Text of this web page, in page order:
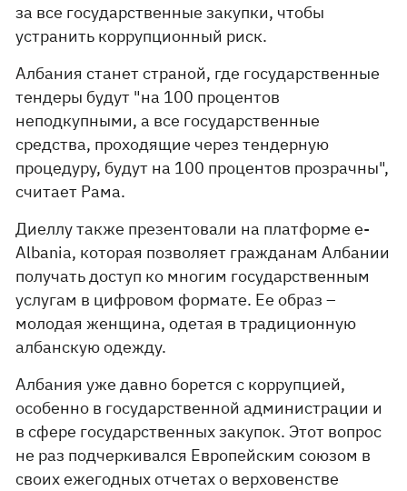
за все государственные закупки, чтобы
устранить коррупционный риск.
Албания станет страной, где государственные
тендеры будут "на 100 процентов
неподкупными, а все государственные
средства, проходящие через тендерную
процедуру, будут на 100 процентов прозрачны",
считает Рама.
Диеллу также презентовали на платформе e-
Albania, которая позволяет гражданам Албании
получать доступ ко многим государственным
услугам в цифровом формате. Ее образ –
молодая женщина, одетая в традиционную
албанскую одежду.
Албания уже давно борется с коррупцией,
особенно в государственной администрации и
в сфере государственных закупок. Этот вопрос
не раз подчеркивался Европейским союзом в
своих ежегодных отчетах о верховенстве